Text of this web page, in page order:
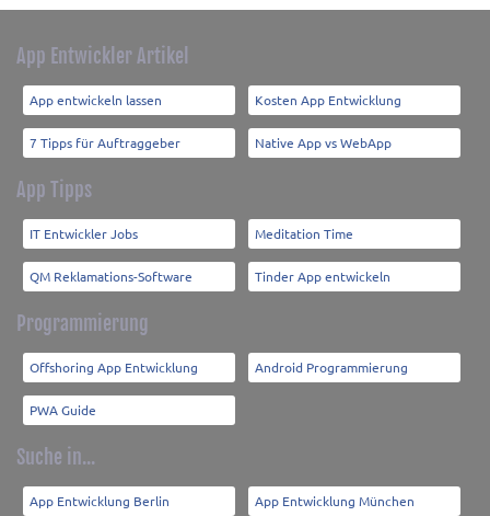
App Entwickler Artikel
App entwickeln lassen Kosten App Entwicklung
7 Tipps für Auftraggeber Native App vs WebApp
App Tipps
IT Entwickler Jobs Meditation Time
QM Reklamations-Software Tinder App entwickeln
Programmierung
Offshoring App Entwicklung Android Programmierung
PWA Guide
Suche in...
App Entwicklung Berlin App Entwicklung München